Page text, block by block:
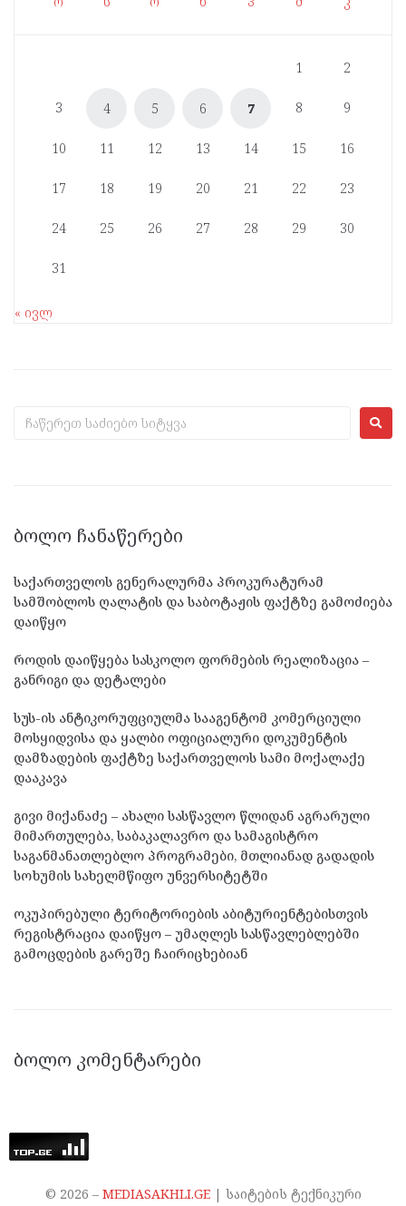
1 2
3 4 5 6 7 8 9
10 11 12 13 14 15 16
17 18 19 20 21 22 23
24 25 26 27 28 29 30
31
« ივლ
ᲑᲝᲚᲝ ᲩᲐᲜᲐᲬᲔᲠᲔᲑᲘ
საქართველოს გენერალურმა პროკურატურამ
სამშობლოს ღალატის და საბოტაჟის ფაქტზე გამოძიება
დაიწყო
როდის დაიწყება სასკოლო ფორმების რეალიზაცია –
განრიგი და დეტალები
სუს-ის ანტიკორუფციულმა სააგენტომ კომერციული
მოსყიდვისა და ყალბი ოფიციალური დოკუმენტის
დამზადების ფაქტზე საქართველოს სამი მოქალაქე
დააკავა
გივი მიქანაძე – ახალი სასწავლო წლიდან აგრარული
მიმართულება, საბაკალავრო და სამაგისტრო
საგანმანათლებლო პროგრამები, მთლიანად გადადის
სოხუმის სახელმწიფო უნვერსიტეტში
ოკუპირებული ტერიტორიების აბიტურიენტებისთვის
რეგისტრაცია დაიწყო – უმაღლეს სასწავლებლებში
გამოცდების გარეშე ჩაირიცხებიან
ᲑᲝᲚᲝ ᲙᲝᲛᲔᲜᲢᲐᲠᲔᲑᲘ
© 2026 – MEDIASAKHLI.GE| საიტების ტექნიკური